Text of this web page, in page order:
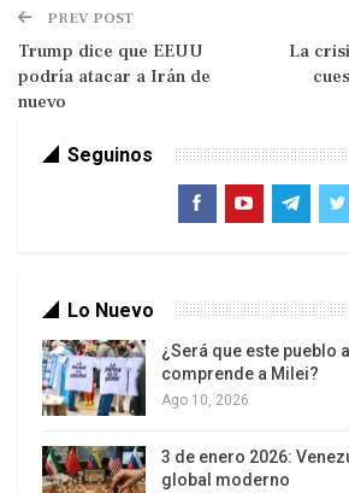
Polémico acuerdo de patrullaje entre la
argentina y EEUU: “El Mar Argentino no
dependiente del Departamento
supervisa las operaciones
Washington en América Latina y el
acuerdo implica una nueva
soberanía, que refuerza el
geopolítico del Gobierno con
PREV POST
Trump dice que EEUU
podría atacar a Irán de
nuevo
La
Seguinos
Lo Nuevo
¿Será que este pueblo
comprende a Milei?
Ago 10, 2026
3 de enero 2026:
global moderno